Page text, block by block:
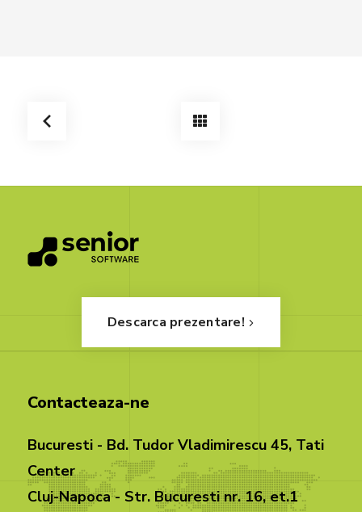
Descarca prezentare!
Contacteaza-ne
Bucuresti - Bd. Tudor Vladimirescu 45, Tati
Center
Cluj-Napoca - Str. Bucuresti nr. 16, et.1